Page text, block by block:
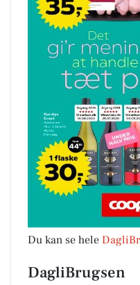
Du kan se hele
DagliBrugsen